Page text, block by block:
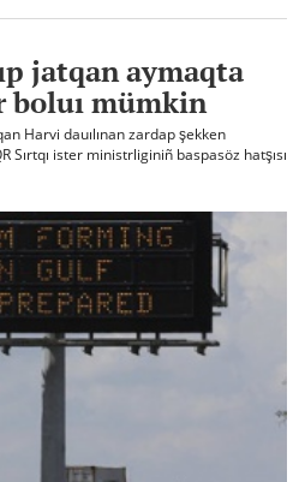
jatqan aymaqta
boluı mümkin
Harvi dauılınan zardap şekken
Sırtqı ister ministrliginiñ baspasöz hatşısı